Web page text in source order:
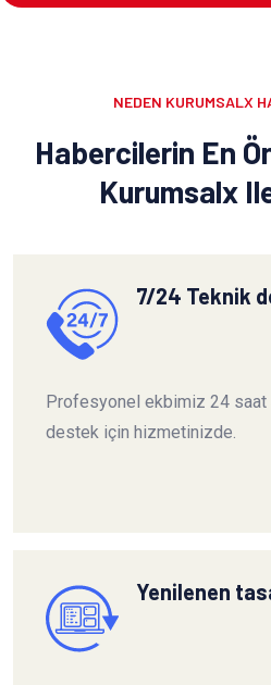
NEDEN KURUMSALX
Habercilerin En
Kurumsalx
7/24 Teknik
Profesyonel ekbimiz 24 saat
destek için hizmetinizde.
Yenilenen